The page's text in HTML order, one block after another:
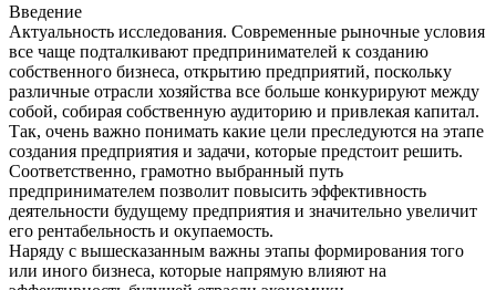
Введение
Актуальность исследования. Современные рыночные условия
все чаще подталкивают предпринимателей к созданию
собственного бизнеса, открытию предприятий, поскольку
различные отрасли хозяйства все больше конкурируют между
собой, собирая собственную аудиторию и привлекая капитал.
Так, очень важно понимать какие цели преследуются на этапе
создания предприятия и задачи, которые предстоит решить.
Соответственно, грамотно выбранный путь
предпринимателем позволит повысить эффективность
деятельности будущему предприятия и значительно увеличит
его рентабельность и окупаемость.
Наряду с вышесказанным важны этапы формирования того
или иного бизнеса, которые напрямую влияют на